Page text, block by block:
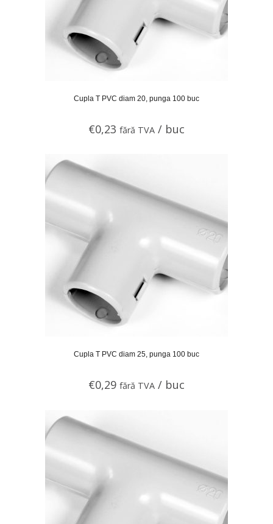
Cupla T PVC diam 20, punga 100 buc
€0,23 fără TVA / buc
Cupla T PVC diam 25, punga 100 buc
€0,29 fără TVA / buc